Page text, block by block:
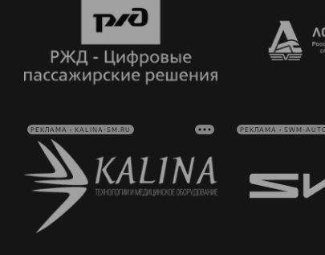
РЕКЛАМА • KALINA-SM.RU РЕКЛАМА • SWM-